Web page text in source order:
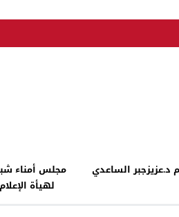
الساعدي
مجلس أمناء
لهيأة